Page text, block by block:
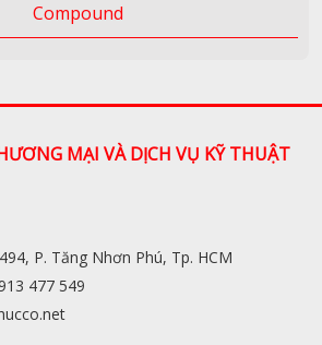
Compound
MẠI VÀ DỊCH VỤ KỸ THUẬT
P. Tăng Nhơn Phú, Tp. HCM
477 549